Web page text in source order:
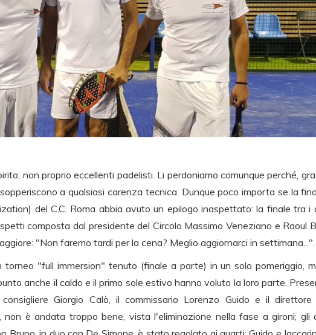
non proprio eccellenti padelisti. Li perdoniamo comunque perché,
a qualsiasi carenza tecnica. Dunque poco importa se la
del C.C. Roma abbia avuto un epilogo inaspettato: la finale tra i
composta dal presidente del Circolo Massimo Veneziano e Raoul
"Non faremo tardi per la cena? Meglio aggiornarci in settimana...".
"full immersion" tenuto (finale a parte) in un solo pomeriggio,
anche il caldo e il primo sole estivo hanno voluto la loro parte.
Giorgio Calò, il commissario Lorenzo Guido e il direttore
non è andata troppo bene, vista l'eliminazione nella fase a gironi; gli